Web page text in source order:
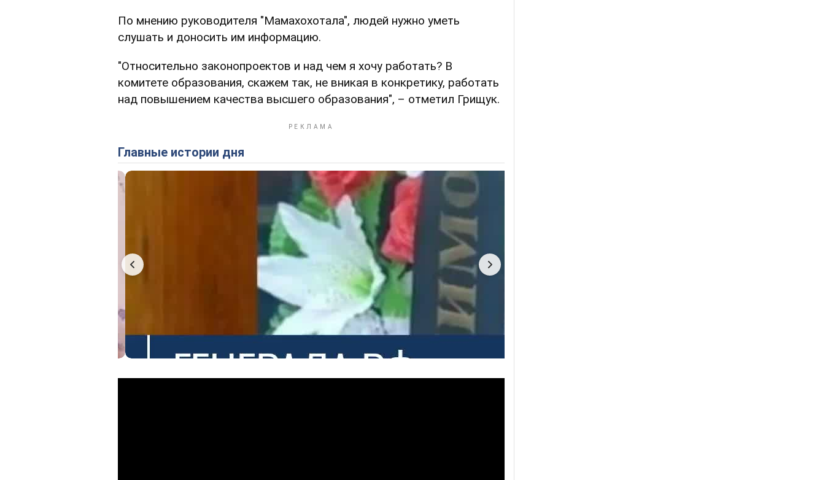
По мнению руководителя "Мамахохотала", людей нужно уметь
слушать и доносить им информацию.
"Относительно законопроектов и над чем я хочу работать? В
комитете образования, скажем так, не вникая в конкретику, работать
над повышением качества высшего образования", – отметил Грищук.
Главные истории дня